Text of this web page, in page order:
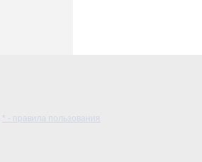
* - правила пользования